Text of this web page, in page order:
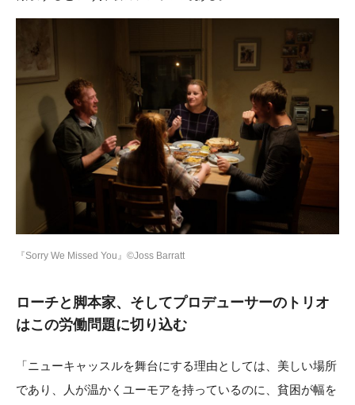
『Sorry We Missed You』©Joss Barratt
ローチと脚本家、そしてプロデューサーのトリオ
はこの労働問題に切り込む
「ニューキャッスルを舞台にする理由としては、美しい場所
であり、人が温かくユーモアを持っているのに、貧困が幅を